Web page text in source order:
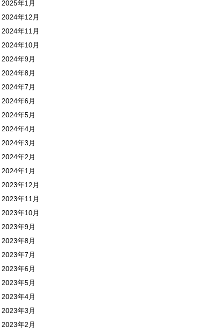
2025年1月
2024年12月
2024年11月
2024年10月
2024年9月
2024年8月
2024年7月
2024年6月
2024年5月
2024年4月
2024年3月
2024年2月
2024年1月
2023年12月
2023年11月
2023年10月
2023年9月
2023年8月
2023年7月
2023年6月
2023年5月
2023年4月
2023年3月
2023年2月